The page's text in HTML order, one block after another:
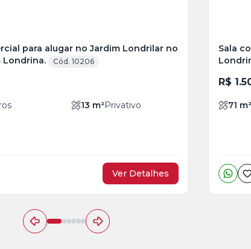
para alugar no Jardim Londrilar no
Londrina.
Cód. 10206
13 m²Privativo
Ver Detalhes
Sala
R$
71 m²